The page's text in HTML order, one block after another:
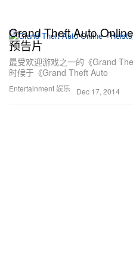
Entertainment 娱乐
Grand Theft Auto
预告片
最受欢迎游戏之一的《Grand
时候于《Grand Theft Auto
Dec 17, 2014